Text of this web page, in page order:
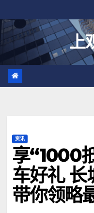
至
上
资讯
享“1000
车好礼
带你领略